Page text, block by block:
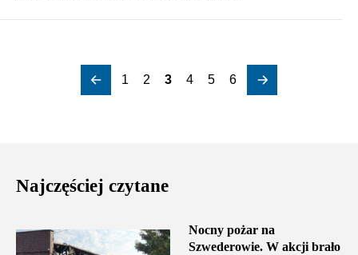
1 2 3 4 5 6
Najczęściej czytane
Nocny pożar na
Szwederowie. W akcji brało